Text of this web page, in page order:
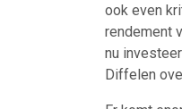
ook even
rendement
nu
Diffelen